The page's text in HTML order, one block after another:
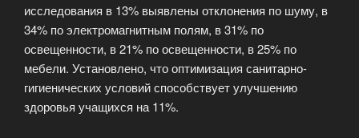
исследования в 13% выявлены отклонения по шуму, в
34% по электромагнитным полям, в 31% по
освещенности, в 21% по освещенности, в 25% по
мебели. Установлено, что оптимизация санитарно-
гигиенических условий способствует улучшению
здоровья учащихся на 11%.